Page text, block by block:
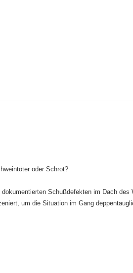
oder Schrot?
Schußdefekten im Dach des
um die Situation im Gang